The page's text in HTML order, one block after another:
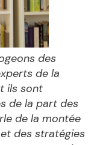
des
de la
ils sont
de la part des
de la montée
des stratégies